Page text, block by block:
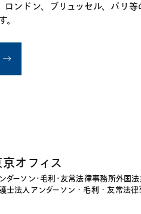
ロンドン、ブリュッセル、パリ
京オフィス
ダーソン･毛利･友常法律事務所外国
士法人アンダーソン・毛利・友常法律